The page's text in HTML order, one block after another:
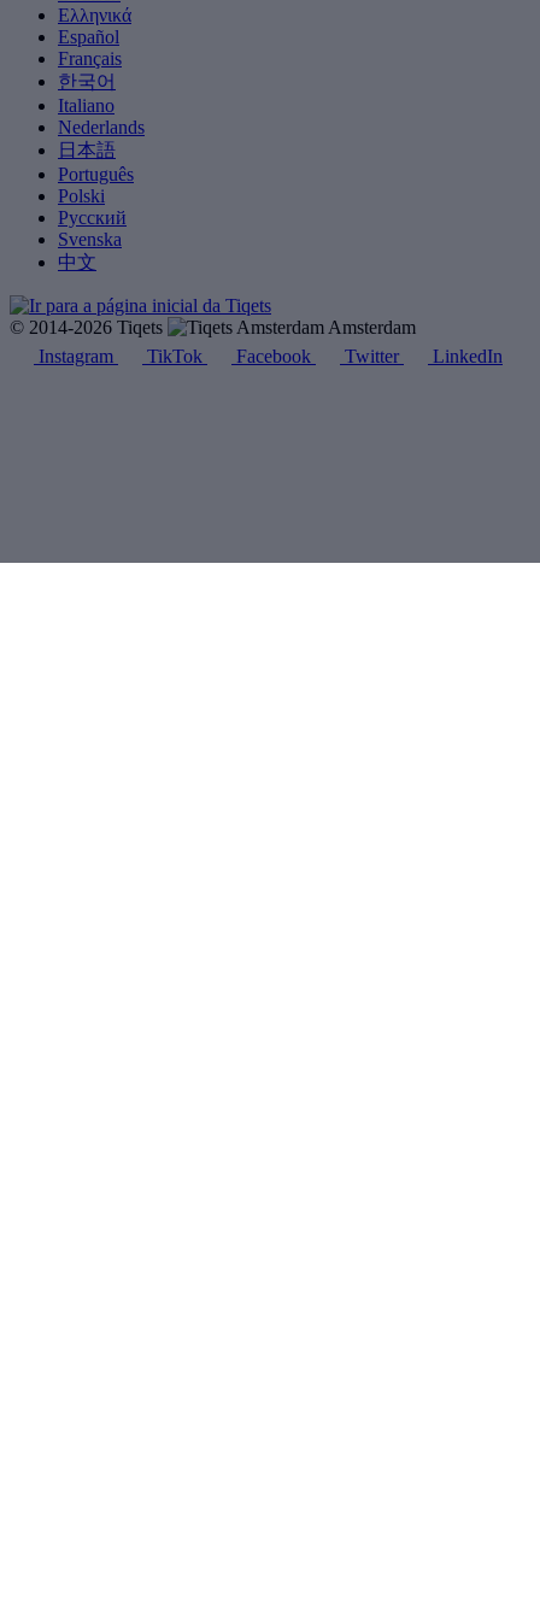
Ελληνικά
Español
Français
한국어
Italiano
Nederlands
日本語
Português
Polski
Русский
Svenska
中文
© 2014-2026 Tiqets
Amsterdam
Instagram
TikTok Facebook Twitter LinkedIn